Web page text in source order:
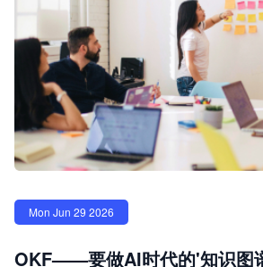
Mon Jun 29 2026
OKF——要做AI时代的'知识图